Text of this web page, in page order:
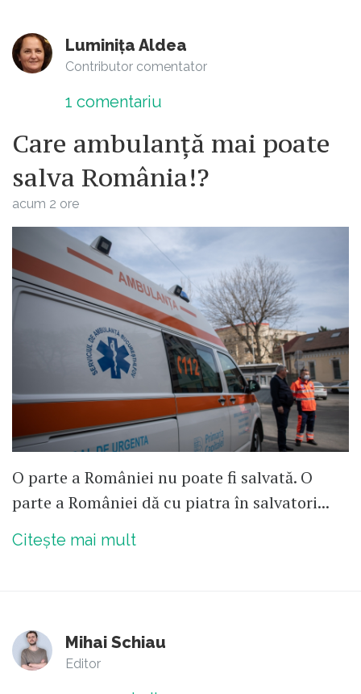
Luminița Aldea
Contributor comentator
1 comentariu
Care ambulanță mai poate
salva România!?
acum 2 ore
O parte a României nu poate fi salvată. O
parte a României dă cu piatra în salvatori...
Citește mai mult
Mihai Schiau
Editor